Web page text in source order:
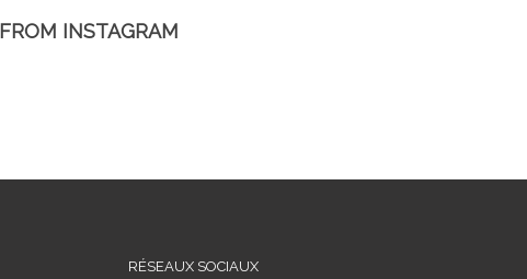
FROM INSTAGRAM
RÉSEAUX SOCIAUX